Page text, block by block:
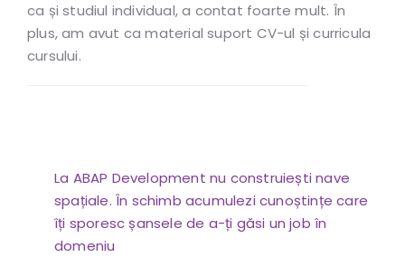
ca și studiul individual, a contat foarte mult. În
plus, am avut ca material suport CV-ul și curricula
cursului.
La ABAP Development nu construiești nave
spațiale. În schimb acumulezi cunoștințe care
îți sporesc șansele de a-ți găsi un job în
domeniu